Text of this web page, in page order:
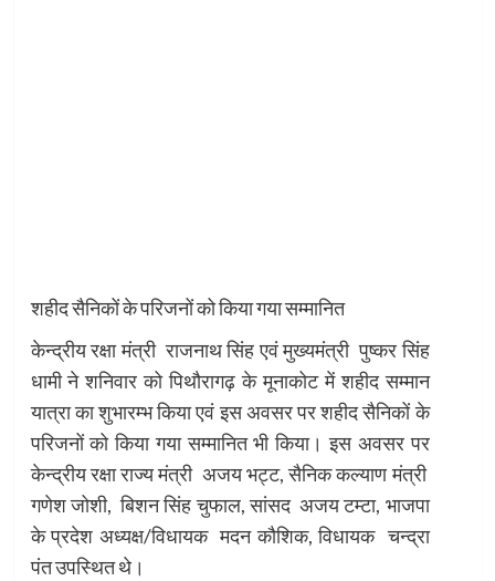
शहीद सैनिकों के परिजनों को किया गया सम्मानित
केन्द्रीय रक्षा मंत्री राजनाथ सिंह एवं मुख्यमंत्री पुष्कर सिंह
धामी ने शनिवार को पिथौरागढ़ के मूनाकोट में शहीद सम्मान
यात्रा का शुभारम्भ किया एवं इस अवसर पर शहीद सैनिकों के
परिजनों को किया गया सम्मानित भी किया। इस अवसर पर
केन्द्रीय रक्षा राज्य मंत्री अजय भट्ट, सैनिक कल्याण मंत्री
गणेश जोशी, बिशन सिंह चुफाल, सांसद अजय टम्टा, भाजपा
के प्रदेश अध्यक्ष/विधायक मदन कौशिक, विधायक चन्द्रा
पंत उपस्थित थे।